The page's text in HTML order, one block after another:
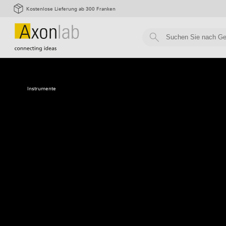
Kostenlose Lieferung ab 300 Franken
Instrumente